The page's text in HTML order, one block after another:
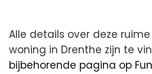
Alle details over deze
woning in Drenthe zijn te
bijbehorende pagina op